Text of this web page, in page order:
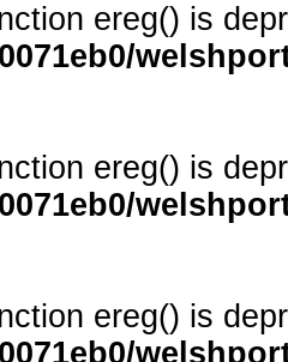
ereg() is
ereg() is
ereg() is